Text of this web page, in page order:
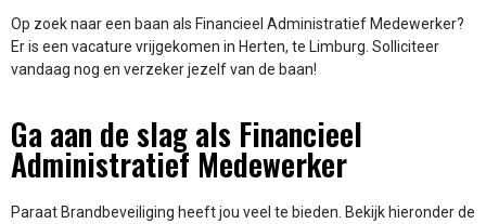
Op zoek naar een baan als Financieel Administratief Medewerker?
Er is een vacature vrijgekomen in Herten, te Limburg. Solliciteer
vandaag nog en verzeker jezelf van de baan!
Ga aan de slag als Financieel
Administratief Medewerker
Paraat Brandbeveiliging heeft jou veel te bieden. Bekijk hieronder de